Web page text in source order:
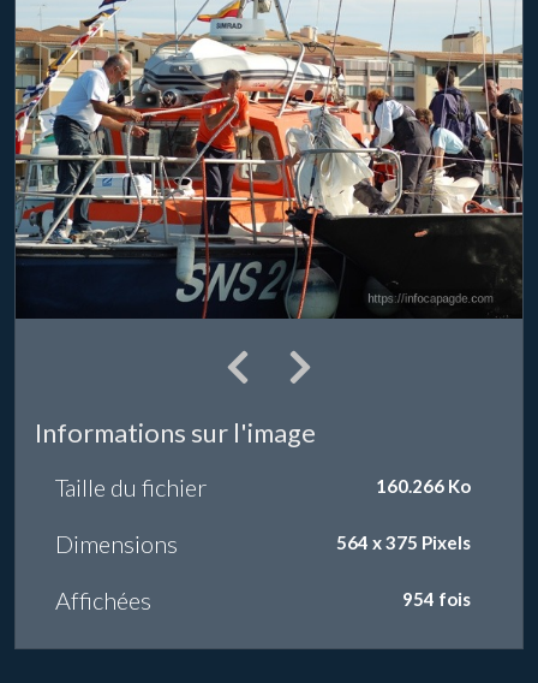
Informations sur l'image
Taille du fichier 160.266 Ko
Dimensions 564 x 375 Pixels
Affichées 954 fois